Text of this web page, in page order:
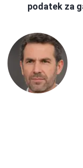
podatek za